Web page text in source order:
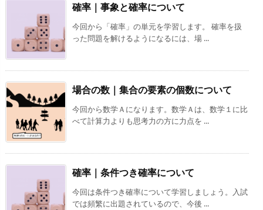
確率｜事象と確率について
今回から「確率」の単元を学習します。 確率を扱
った問題を解けるようになるには、場 ...
場合の数｜集合の要素の個数について
今回から数学Ａになります。数学Ａは、数学１に比
べて計算力よりも思考力の方に力点を ...
確率｜条件つき確率について
今回は条件つき確率について学習しましょう。入試
では頻繁に出題されているので、今後 ...